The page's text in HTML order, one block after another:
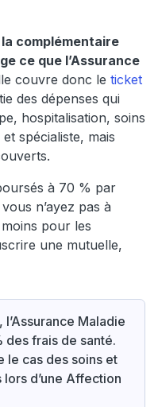
complémentaire
ce que l’Assurance
couvre donc le ticket
des dépenses qui
hospitalisation, soins
spécialiste, mais
à 70 % par
n’ayez pas à
pour les
une mutuelle,
l’Assurance Maladie
des frais de santé.
le cas des soins et
d’une Affection